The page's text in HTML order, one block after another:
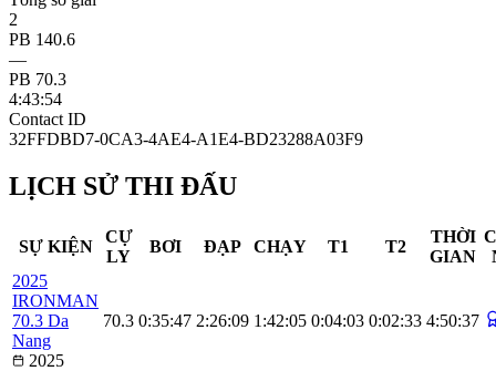
2
PB 140.6
—
PB 70.3
4:43:54
Contact ID
32FFDBD7-0CA3-4AE4-A1E4-BD23288A03F9
LỊCH SỬ THI ĐẤU
SỰ KIỆN
CỰ
LY
BƠI ĐẠP CHẠY T1 T2
THỜI
GIAN
2025
IRONMAN
70.3 Da
Nang
2025
70.3 0:35:47 2:26:09 1:42:05 0:04:03 0:02:33 4:50:37